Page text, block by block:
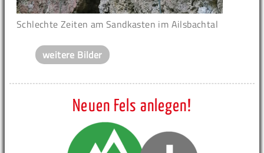
Schlechte Zeiten am Sandkasten im Ailsbachtal
weitere Bilder
Neuen Fels anlegen!